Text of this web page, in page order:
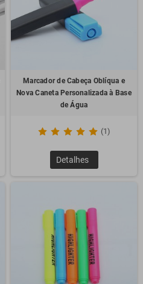
Marcador de Cabeça Oblíqua e
Nova Caneta Personalizada à Base
de Água
(1)
Detalhes